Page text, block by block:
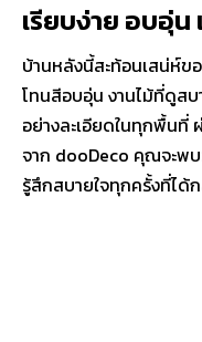
เรียบง่าย อบอุ่น
บ้านหลังนี้สะท้อนเสน่ห์ข
โทนสีอบอุ่น งานไม้ที่ดูส
อย่างละเอียดในทุกพื้นที่
จาก dooDeco คุณจะพ
รู้สึกสบายใจทุกครั้งที่ได้